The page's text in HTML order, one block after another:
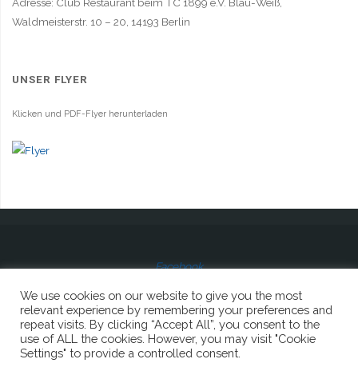
Waldmeisterstr. 10 – 20, 14193 Berlin
UNSER FLYER
Klicken und PDF-Flyer herunterladen
Facebook
© 2023 Lions Club Berlin-Sophie Charlotte
We use cookies on our website to give you the most
relevant experience by remembering your preferences and
repeat visits. By clicking “Accept All”, you consent to the
use of ALL the cookies. However, you may visit "Cookie
Settings" to provide a controlled consent.